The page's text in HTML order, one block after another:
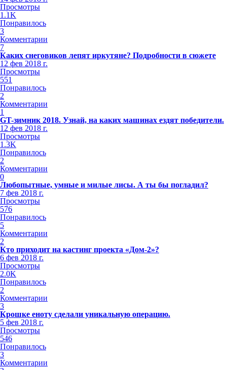
Просмотры
1.1K
Понравилось
3
Комментарии
7
Каких снеговиков лепят иркутяне? Подробности в сюжете
12 фев 2018 г.
Просмотры
551
Понравилось
2
Комментарии
1
GT-зимник 2018. Узнай, на каких машинах ездят победители.
12 фев 2018 г.
Просмотры
1.3K
Понравилось
2
Комментарии
0
Любопытные, умные и милые лисы. А ты бы погладил?
7 фев 2018 г.
Просмотры
576
Понравилось
5
Комментарии
2
Кто приходит на кастинг проекта «Дом-2»?
6 фев 2018 г.
Просмотры
2.0K
Понравилось
2
Комментарии
3
Крошке еноту сделали уникальную операцию.
5 фев 2018 г.
Просмотры
546
Понравилось
3
Комментарии